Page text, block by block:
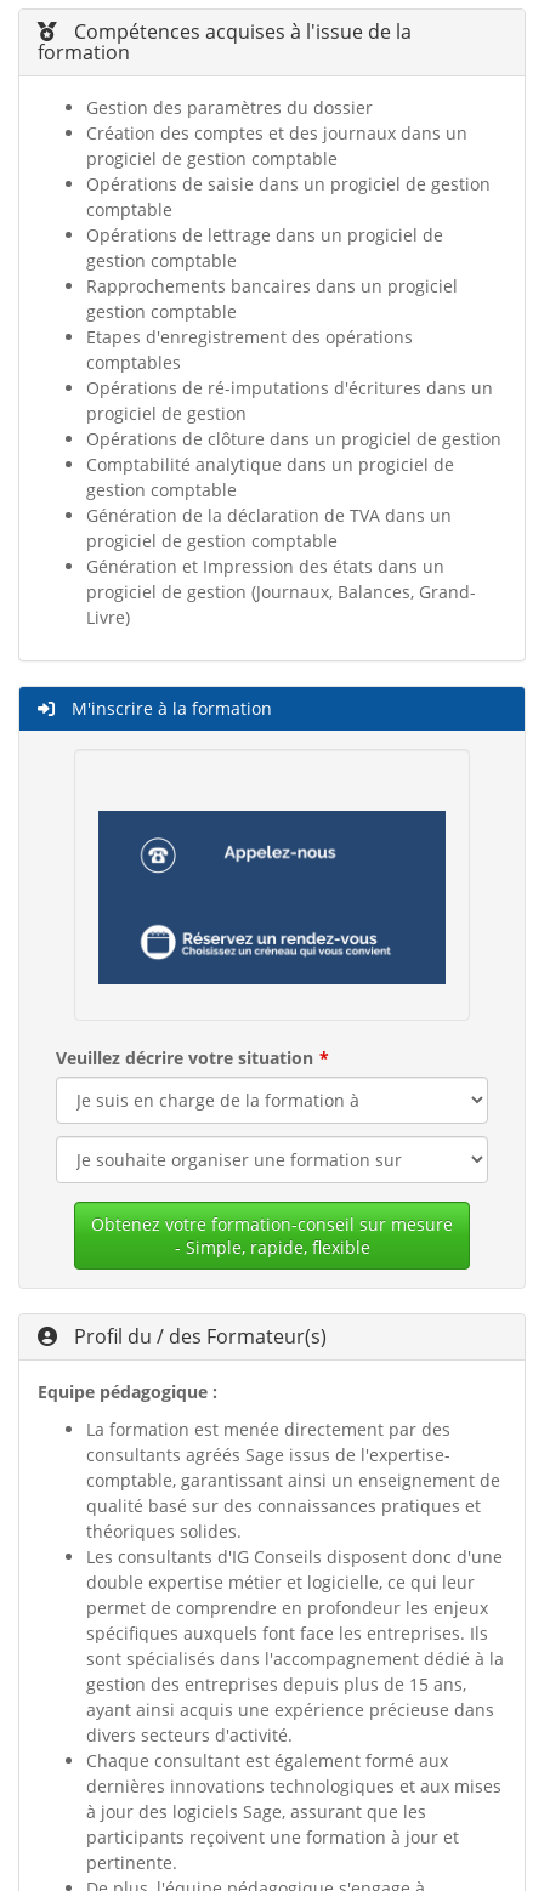
Compétences acquises à l'issue de la
formation
Gestion des paramètres du dossier
Création des comptes et des journaux dans un
progiciel de gestion comptable
Opérations de saisie dans un progiciel de gestion
comptable
Opérations de lettrage dans un progiciel de
gestion comptable
Rapprochements bancaires dans un progiciel
gestion comptable
Etapes d'enregistrement des opérations
comptables
Opérations de ré-imputations d'écritures dans un
progiciel de gestion
Opérations de clôture dans un progiciel de gestion
Comptabilité analytique dans un progiciel de
gestion comptable
Génération de la déclaration de TVA dans un
progiciel de gestion comptable
Génération et Impression des états dans un
progiciel de gestion (Journaux, Balances, Grand-
Livre)
M'inscrire à la formation
Veuillez décrire votre situation
Obtenez votre formation-conseil sur mesure
- Simple, rapide, flexible
Profil du / des Formateur(s)
Equipe pédagogique :
La formation est menée directement par des
consultants agréés Sage issus de l'expertise-
comptable, garantissant ainsi un enseignement de
qualité basé sur des connaissances pratiques et
théoriques solides.
Les consultants d'IG Conseils disposent donc d'une
double expertise métier et logicielle, ce qui leur
permet de comprendre en profondeur les enjeux
spécifiques auxquels font face les entreprises. Ils
sont spécialisés dans l'accompagnement dédié à la
gestion des entreprises depuis plus de 15 ans,
ayant ainsi acquis une expérience précieuse dans
divers secteurs d'activité.
Chaque consultant est également formé aux
dernières innovations technologiques et aux mises
à jour des logiciels Sage, assurant que les
participants reçoivent une formation à jour et
pertinente.